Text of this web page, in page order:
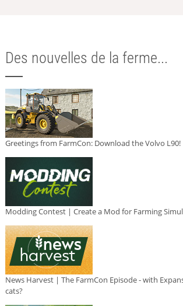
Des nouvelles de la ferme...
Greetings from FarmCon: Download the Volvo L90!
Modding Contest | Create a Mod for Farming
News Harvest | The FarmCon Episode - with
cats?